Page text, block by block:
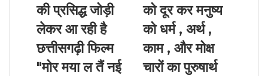
की प्रसिद्ध जोड़ी
लेकर आ रही है
छत्तीसगढ़ी फिल्म
"मोर मया ल तैं नई
को दूर कर मनुष्य
को धर्म , अर्थ ,
काम , और मोक्ष
चारों का पुरुषार्थ